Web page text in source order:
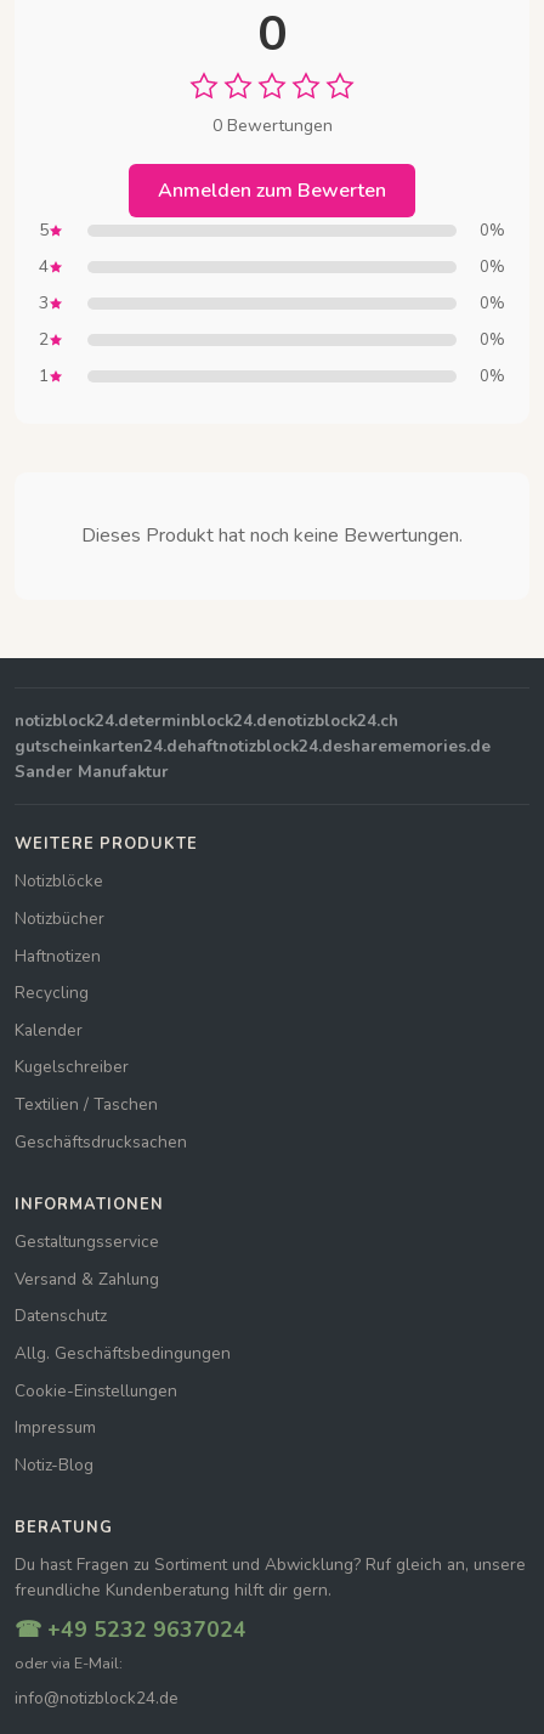
0
0 Bewertungen
Anmelden zum Bewerten
5 0%
4 0%
3 0%
2 0%
1 0%
Dieses Produkt hat noch keine Bewertungen.
notizblock24.determinblock24.denotizblock24.ch
gutscheinkarten24.dehaftnotizblock24.desharememories.de
Sander Manufaktur
WEITERE PRODUKTE
Notizblöcke
Notizbücher
Haftnotizen
Recycling
Kalender
Kugelschreiber
Textilien / Taschen
Geschäftsdrucksachen
INFORMATIONEN
Gestaltungsservice
Versand & Zahlung
Datenschutz
Allg. Geschäftsbedingungen
Cookie-Einstellungen
Impressum
Notiz-Blog
BERATUNG
Du hast Fragen zu Sortiment und Abwicklung? Ruf gleich an, unsere
freundliche Kundenberatung hilft dir gern.
☎ +49 5232 9637024
oder via E-Mail:
info@notizblock24.de